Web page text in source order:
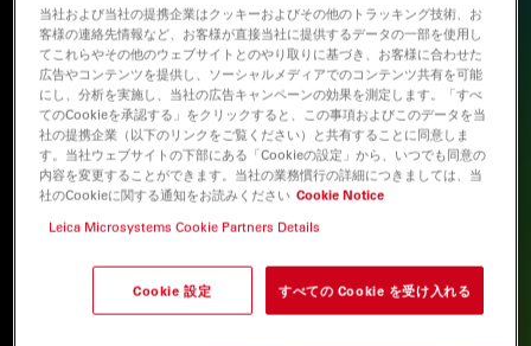
当社および当社の提携企業はクッキーおよびその他のトラッキング技術、お
客様の連絡先情報など、お客様が直接当社に提供するデータの一部を使用し
てこれらやその他のウェブサイトとのやり取りに基づき、お客様に合わせた
広告やコンテンツを提供し、ソーシャルメディアでのコンテンツ共有を可能
にし、分析を実施し、当社の広告キャンペーンの効果を測定します。「すべ
てのCookieを承認する」をクリックすると、この事項およびこのデータを当
社の提携企業（以下のリンクをご覧ください）と共有することに同意しま
す。当社ウェブサイトの下部にある「Cookieの設定」から、いつでも同意の
内容を変更することができます。当社の業務慣行の詳細につきましては、当
社のCookieに関する通知をお読みください Cookie Notice
Leica Microsystems Cookie Partners Details
Cookie 設定 すべての Cookie を受け入れる